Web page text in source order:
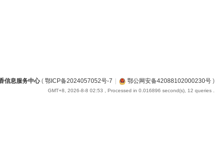
信息服务中心( 鄂ICP备2024057052号-7 鄂公网安备42088102000230号)
GMT+8, 2026-8-8 02:53 , Processed in 0.016896 second(s), 12 queries .